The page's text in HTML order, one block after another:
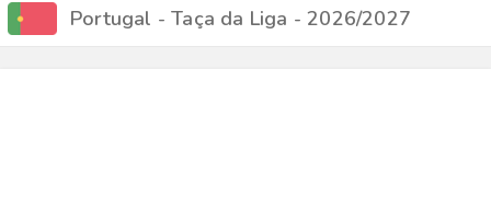
Portugal - Taça da Liga - 2026/2027